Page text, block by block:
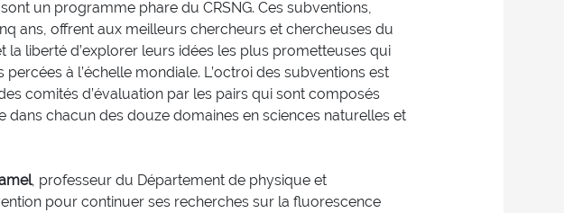
un programme phare du CRSNG. Ces subventions,
ans, offrent aux meilleurs chercheurs et chercheuses du
la liberté d’explorer leurs idées les plus prometteuses qui
à l’échelle mondiale. L’octroi des subventions est
comités d’évaluation par les pairs qui sont composés
dans chacun des douze domaines en sciences naturelles et
, professeur du Département de physique et
pour continuer ses recherches sur la fluorescence